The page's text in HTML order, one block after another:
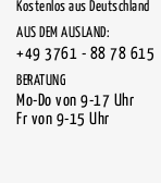
Kostenlos aus Deutschland
AUS DEM AUSLAND:
+49 3761 - 88 78 615
BERATUNG
Mo-Do von 9-17 Uhr
Fr von 9-15 Uhr